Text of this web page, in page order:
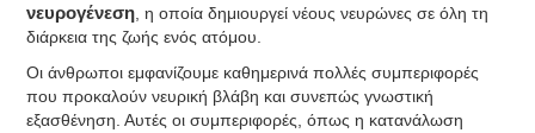
νευρογένεση , η οποία δημιουργεί νέους νευρώνες σε όλη τη
διάρκεια της ζωής ενός ατόμου.
Οι άνθρωποι εμφανίζουμε καθημερινά πολλές συμπεριφορές
που προκαλούν νευρική βλάβη και συνεπώς γνωστική
εξασθένηση. Αυτές οι συμπεριφορές, όπως η κατανάλωση